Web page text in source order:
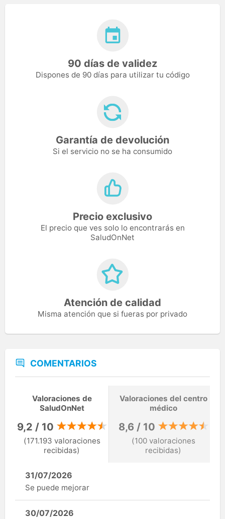
90 días de validez
Dispones de 90 días para utilizar tu código
Garantía de devolución
Si el servicio no se ha consumido
Precio exclusivo
El precio que ves solo lo encontrarás en
SaludOnNet
Atención de calidad
Misma atención que si fueras por privado
COMENTARIOS
Valoraciones de
SaludOnNet
9,2 / 10
(171.193 valoraciones
recibidas)
Valoraciones del centro
médico
8,6 / 10
(100 valoraciones
recibidas)
31/07/2026
Se puede mejorar
30/07/2026